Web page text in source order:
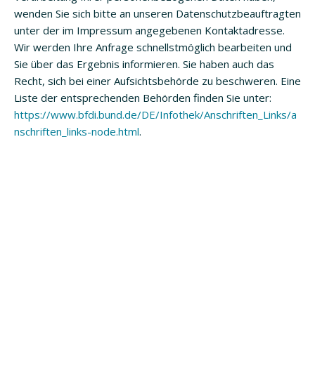
wenden Sie sich bitte an unseren Datenschutzbeauftragten
unter der im Impressum angegebenen Kontaktadresse.
Wir werden Ihre Anfrage schnellstmöglich bearbeiten und
Sie über das Ergebnis informieren. Sie haben auch das
Recht, sich bei einer Aufsichtsbehörde zu beschweren. Eine
Liste der entsprechenden Behörden finden Sie unter:
https://www.bfdi.bund.de/DE/Infothek/Anschriften_Links/a
nschriften_links-node.html.